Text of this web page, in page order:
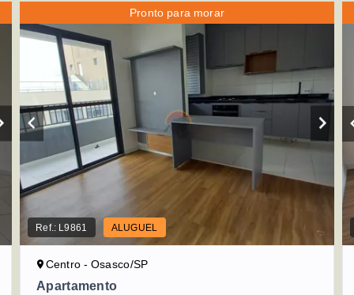
Pronto para morar
Ref.: L9861 ALUGUEL
Centro - Osasco/SP
Apartamento